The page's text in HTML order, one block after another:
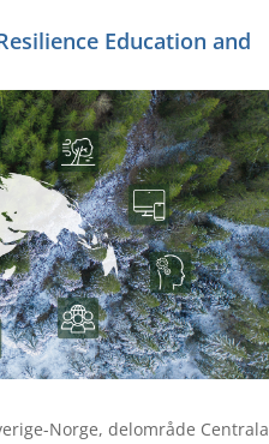
Education and
Norge, delområde Centrala